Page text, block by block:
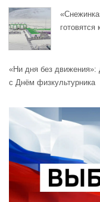
готовятся
«Ни дня без
с Днём физкультурника